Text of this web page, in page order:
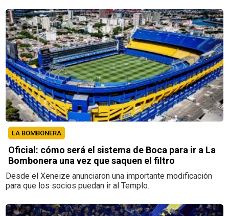
LA BOMBONERA
Oficial: cómo será el sistema de Boca para ir a La
Bombonera una vez que saquen el filtro
Desde el Xeneize anunciaron una importante modificación
para que los socios puedan ir al Templo.